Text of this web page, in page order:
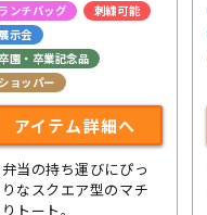
ンチバッグ
刺繍可能
示会
園・卒業記念品
ョッパー
アイテム詳細へ
当の持ち運びにぴっ
なスクエア型のマチ
トート。